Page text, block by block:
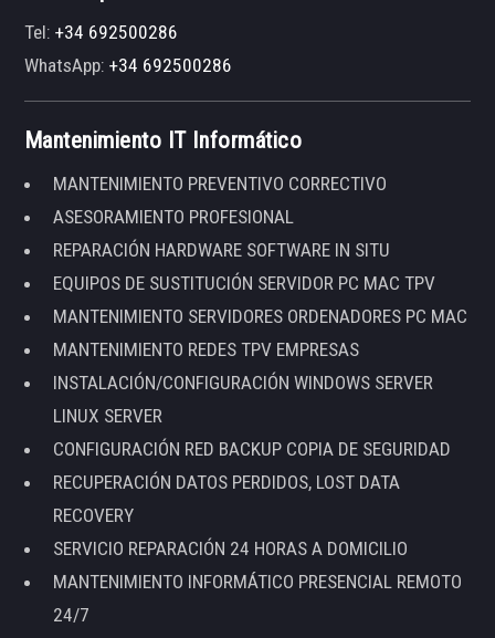
Tel:+34 692500286
WhatsApp:+34 692500286
Mantenimiento IT Informático
MANTENIMIENTO PREVENTIVO CORRECTIVO
ASESORAMIENTO PROFESIONAL
REPARACIÓN HARDWARE SOFTWARE IN SITU
EQUIPOS DE SUSTITUCIÓN SERVIDOR PC MAC TPV
MANTENIMIENTO SERVIDORES ORDENADORES PC MAC
MANTENIMIENTO REDES TPV EMPRESAS
INSTALACIÓN/CONFIGURACIÓN WINDOWS SERVER
LINUX SERVER
CONFIGURACIÓN RED BACKUP COPIA DE SEGURIDAD
RECUPERACIÓN DATOS PERDIDOS, LOST DATA
RECOVERY
SERVICIO REPARACIÓN 24 HORAS A DOMICILIO
MANTENIMIENTO INFORMÁTICO PRESENCIAL REMOTO
24/7